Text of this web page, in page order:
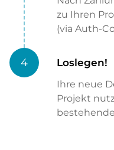
zu Ihren
(via Auth-
4 Loslegen!
Ihre neue
Projekt